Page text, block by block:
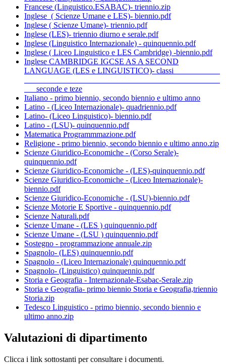
Francese (Linguistico.ESABAC)- triennio.zip
Inglese ( Scienze Umane e LES)- biennio.pdf
Inglese ( Scienze Umane)- triennio.pdf
Inglese (LES)- triennio diurno e serale.pdf
Inglese (Linguistico Internazionale) - quinquennio.pdf
Inglese ( Liceo Linguistico e LES Cambridge) -biennio.pdf
Inglese CAMBRIDGE IGCSE AS A SECOND
LANGUAGE (LES e LINGUISTICO)- classi
seconde e teze
Italiano - primo biennio, secondo biennio e ultimo anno
Latino - (Liceo Internazionale)- quadriennio.pdf
Latino- (Liceo Linguistico)- biennio.pdf
Latino - (LSU)- quinquennio.pdf
Matematica Programmmazione.pdf
Religione - primo biennio, secondo biennio e ultimo anno.zip
Scienze Giuridico-Economiche - (Corso Serale)-
quinquennio.pdf
Scienze Giuridico-Economiche - (LES)-quinquennio.pdf
Scienze Giuridico-Economiche - (Liceo Internazionale)-
biennio.pdf
Scienze Giuridico-Economiche - (LSU)-biennio.pdf
Scienze Motorie E Sportive - quinquennio.pdf
Scienze Naturali.pdf
Scienze Umane - (LES ) quinquennio.pdf
Scienze Umane - (LSU ) quinquennio.pdf
Sostegno - programmazione annuale.zip
Spagnolo- (LES) quinquennio.pdf
Spagnolo - (Liceo Internazionale) quinquennio.pdf
Spagnolo- (Linguistico) quinquennio.pdf
Storia e Geografia - Internazionale-Esabac-Serale.zip
Storia e Geografia- primo biennio Storia e Geografia,triennio
Storia.zip
Tedesco Linguistico - primo biennio, secondo biennio e
ultimo anno.zip
Valutazioni di dipartimento
Clicca i link sottostanti per consultare i documenti.